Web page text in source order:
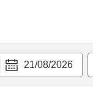
21/08/2026